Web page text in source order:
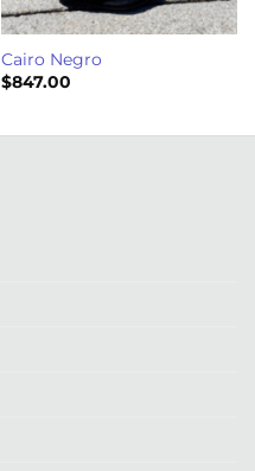
Cairo Negro
$847.00